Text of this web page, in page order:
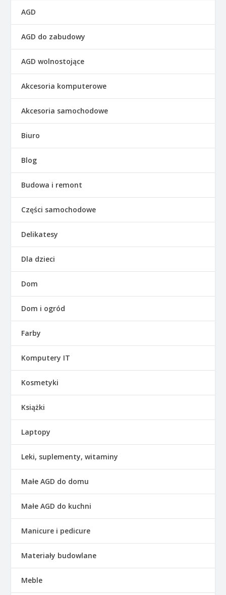
AGD
AGD do zabudowy
AGD wolnostojące
Akcesoria komputerowe
Akcesoria samochodowe
Biuro
Blog
Budowa i remont
Części samochodowe
Delikatesy
Dla dzieci
Dom
Dom i ogród
Farby
Komputery IT
Kosmetyki
Książki
Laptopy
Leki, suplementy, witaminy
Małe AGD do domu
Małe AGD do kuchni
Manicure i pedicure
Materiały budowlane
Meble